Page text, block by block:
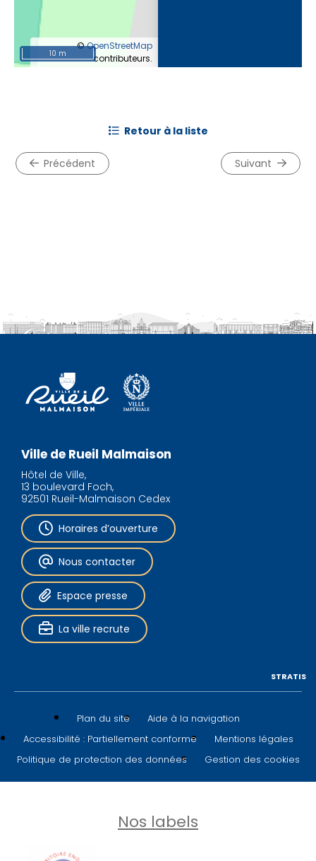
©OpenStreetMap
contributeurs.
10 m
précédent
retour à la liste
suivant
Ville de Rueil Malmaison
Hôtel de Ville,
13 boulevard Foch,
92501 Rueil-Malmaison Cedex
Horaires d’ouverture
Nous contacter
Espace presse
La ville recrute
Plan du site
Aide à la navigation
Accessibilité : Partiellement conforme
Mentions légales
Politique de protection des données
Gestion des cookies
STRATIS
Nos labels